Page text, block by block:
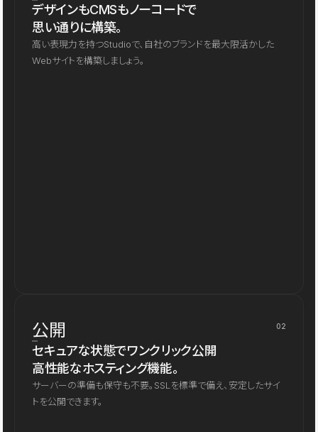
デザインもCMSもノーコードで
思い通りに構築。
高い表現力を持つStudioで、自社のブランドを最大限活かした
Webサイトを構築しましょう。
公開 02
セキュアな状態でワンクリック公開
高性能なホスティング機能。
サーバーの準備も保守も不要。SSLを標準で備え、安定したサイ
トを公開できます。